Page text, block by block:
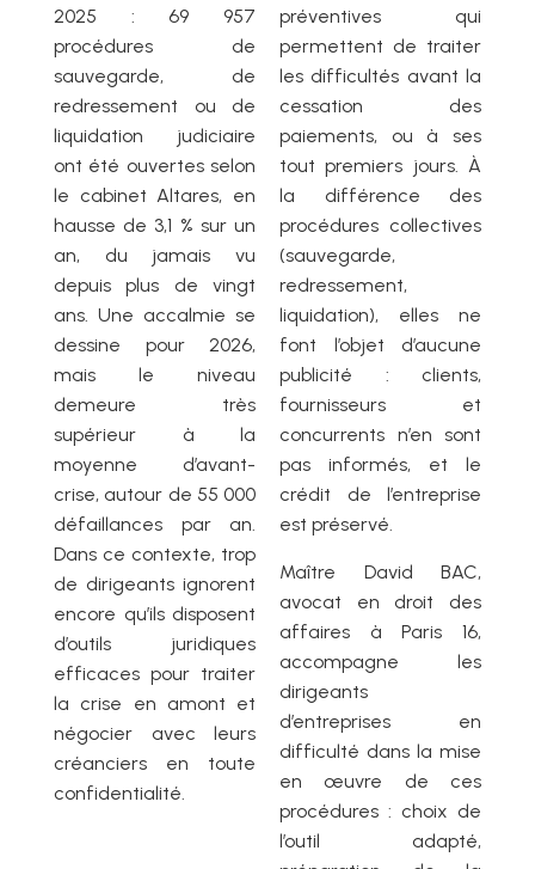
2025 : 69 957
procédures de
sauvegarde, de
redressement ou de
liquidation judiciaire
ont été ouvertes selon
le cabinet Altares, en
hausse de 3,1 % sur un
an, du jamais vu
depuis plus de vingt
ans. Une accalmie se
dessine pour 2026,
mais le niveau
demeure très
supérieur à la
moyenne d’avant-
crise, autour de 55 000
défaillances par an.
Dans ce contexte, trop
de dirigeants ignorent
encore qu’ils disposent
d’outils juridiques
efficaces pour traiter
la crise en amont et
négocier avec leurs
créanciers en toute
confidentialité.
préventives qui
permettent de traiter
les difficultés avant la
cessation des
paiements, ou à ses
tout premiers jours. À
la différence des
procédures collectives
(sauvegarde,
redressement,
liquidation), elles ne
font l’objet d’aucune
publicité : clients,
fournisseurs et
concurrents n’en sont
pas informés, et le
crédit de l’entreprise
est préservé.
Maître David BAC,
avocat en droit des
affaires à Paris 16,
accompagne les
dirigeants
d’entreprises en
difficulté dans la mise
en œuvre de ces
procédures : choix de
l’outil adapté,